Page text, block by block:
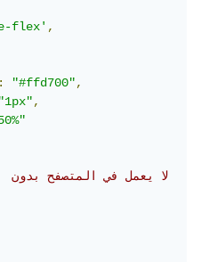
flex',
: "#ffd700",
"1px",